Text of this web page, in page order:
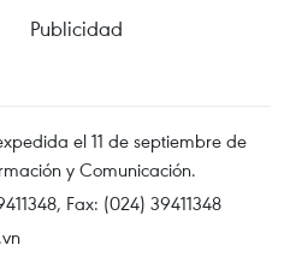
Publicidad
el 11 de septiembre de
y Comunicación.
Fax: (024) 39411348